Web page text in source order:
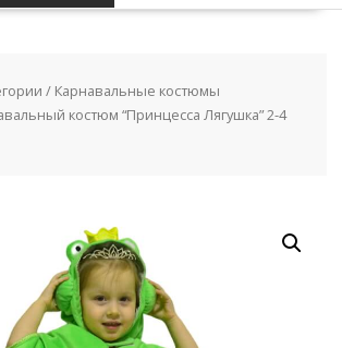
/ Карнавальные костюмы
костюм “Принцесса Лягушка” 2-4